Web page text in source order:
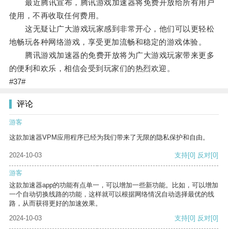
最近腾讯宣布，腾讯游戏加速器将免费开放给所有用户
使用，不再收取任何费用。
这无疑让广大游戏玩家感到非常开心，他们可以更轻松
地畅玩各种网络游戏，享受更加流畅和稳定的游戏体验。
腾讯游戏加速器的免费开放将为广大游戏玩家带来更多
的便利和欢乐，相信会受到玩家们的热烈欢迎。
#37#
评论
游客
这款加速器VPM应用程序已经为我们带来了无限的隐私保护和自由。
2024-10-03 支持[0] 反对[0]
游客
这款加速器app的功能有点单一，可以增加一些新功能。比如，可以增加
一个自动切换线路的功能，这样就可以根据网络情况自动选择最优的线
路，从而获得更好的加速效果。
2024-10-03
支持[0] 反对[0]